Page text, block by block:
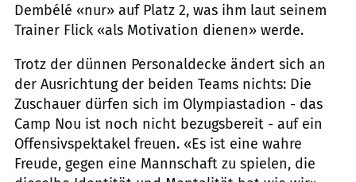
Dembélé «nur» auf Platz 2, was ihm laut seinem
Trainer Flick «als Motivation dienen» werde.
Trotz der dünnen Personaldecke ändert sich an
der Ausrichtung der beiden Teams nichts: Die
Zuschauer dürfen sich im Olympiastadion - das
Camp Nou ist noch nicht bezugsbereit - auf ein
Offensivspektakel freuen. «Es ist eine wahre
Freude, gegen eine Mannschaft zu spielen, die